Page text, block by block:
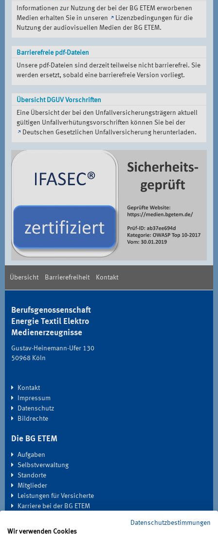
Informationen zur Nutzung der bei der BG ETEM erworbenen
Medien erhalten Sie in unseren
Lizenzbedingungen für die
Nutzung der audiovisuellen Medien der BG ETEM.
Barrierefreie pdf-Dateien
Unsere pdf-Dateien sind derzeit teilweise nicht barrierefrei. Sie
werden ersetzt, sobald eine barrierefreie Version vorliegt.
Übersicht DGUV Vorschriften
Eine Übersicht der bei den Unfallversicherungsträgern aktuell
gültigen Unfallverhütungsvorschriften können Sie bei der
Deutschen Gesetzlichen Unfallversicherung herunterladen.
Übersicht Barrierefreiheit Kontakt
Berufsgenossenschaft
Energie Textil Elektro
Medienerzeugnisse
Gustav-Heinemann-Ufer 130
50968 Köln
Kontakt
Impressum
Datenschutz
Bildrechte
Die BG ETEM
Aufgaben
Selbstverwaltung
Standorte
Mitglieder
Leistungen für Versicherte
Karriere bei der BG ETEM
Datenschutzbestimmungen
Wir verwenden Cookies